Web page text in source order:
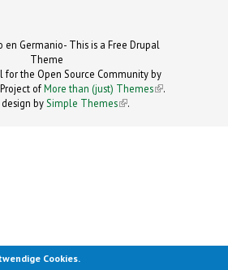
en Germanio- This is a Free Drupal
Theme
for the Open Source Community by
external)
Project ofMore than (just) Themes (link is
.
by Simple Themes
(link is
.
Cookies.